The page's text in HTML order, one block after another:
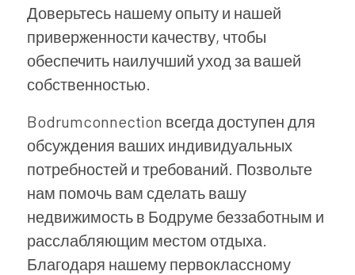
Доверьтесь нашему опыту и нашей
приверженности качеству, чтобы
обеспечить наилучший уход за вашей
собственностью.
Bodrumconnection всегда доступен для
обсуждения ваших индивидуальных
потребностей и требований. Позвольте
нам помочь вам сделать вашу
недвижимость в Бодруме беззаботным и
расслабляющим местом отдыха.
Благодаря нашему первоклассному